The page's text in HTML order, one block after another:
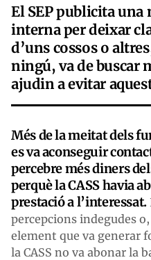
El SEP publicita
interna per deixar
d’uns cossos o
ningú, va de buscar
ajudin a evitar
Més de la meitat dels
es va aconseguir
percebre més diners
perquè la CASS havia
prestació a l’interessat.
percepcions indegudes
element que va generar
la CASS no va abonar la